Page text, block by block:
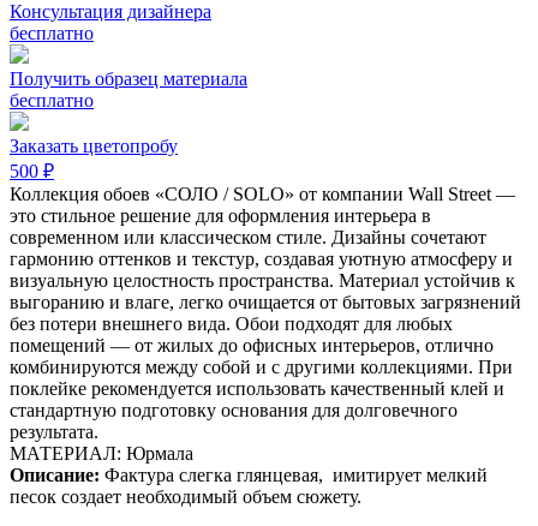
Консультация дизайнера
бесплатно
Получить образец материала
бесплатно
Заказать цветопробу
500 ₽
Коллекция обоев «СОЛО / SOLO» от компании Wall Street —
это стильное решение для оформления интерьера в
современном или классическом стиле. Дизайны сочетают
гармонию оттенков и текстур, создавая уютную атмосферу и
визуальную целостность пространства. Материал устойчив к
выгоранию и влаге, легко очищается от бытовых загрязнений
без потери внешнего вида. Обои подходят для любых
помещений — от жилых до офисных интерьеров, отлично
комбинируются между собой и с другими коллекциями. При
поклейке рекомендуется использовать качественный клей и
стандартную подготовку основания для долговечного
результата.
МАТЕРИАЛ: Юрмала
Описание: Фактура слегка глянцевая, имитирует мелкий
песок создает необходимый объем сюжету.